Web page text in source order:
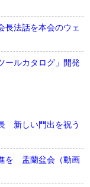
長法話を本会のウェ
ールカタログ」開発
新しい門出を祝う
を 盂蘭盆会（動画